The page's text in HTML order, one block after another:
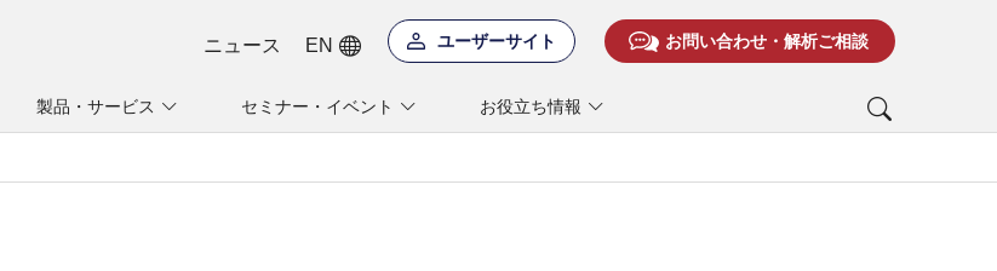
ニュース EN ユーザーサイト お問い合わせ・解析ご相談
製品・サービス セミナー・イベント お役立ち情報